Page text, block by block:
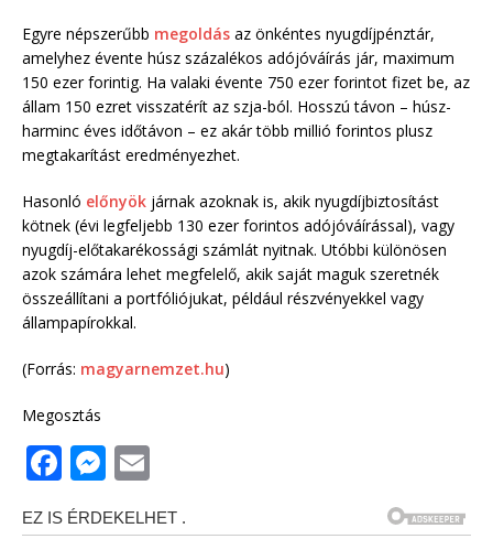
Egyre népszerűbb megoldás az önkéntes nyugdíjpénztár,
amelyhez évente húsz százalékos adójóváírás jár, maximum
150 ezer forintig. Ha valaki évente 750 ezer forintot fizet be, az
állam 150 ezret visszatérít az szja-ból. Hosszú távon – húsz-
harminc éves időtávon – ez akár több millió forintos plusz
megtakarítást eredményezhet.
Hasonló előnyök járnak azoknak is, akik nyugdíjbiztosítást
kötnek (évi legfeljebb 130 ezer forintos adójóváírással), vagy
nyugdíj-előtakarékossági számlát nyitnak. Utóbbi különösen
azok számára lehet megfelelő, akik saját maguk szeretnék
összeállítani a portfóliójukat, például részvényekkel vagy
állampapírokkal.
(Forrás: magyarnemzet.hu)
Megosztás
F
a
M